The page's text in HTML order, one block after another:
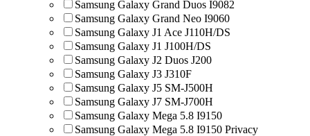
Samsung Galaxy Grand Duos I9082
Samsung Galaxy Grand Neo I9060
Samsung Galaxy J1 Ace J110H/DS
Samsung Galaxy J1 J100H/DS
Samsung Galaxy J2 Duos J200
Samsung Galaxy J3 J310F
Samsung Galaxy J5 SM-J500H
Samsung Galaxy J7 SM-J700H
Samsung Galaxy Mega 5.8 I9150
Samsung Galaxy Mega 5.8 I9150 Privacy